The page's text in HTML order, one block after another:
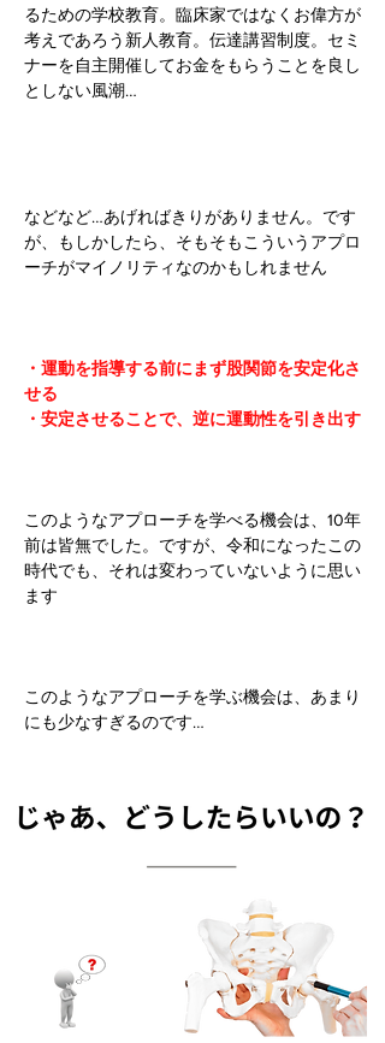
るための学校教育。臨床家ではなくお偉方が
考えであろう新人教育。伝達講習制度。セミ
ナーを自主開催してお金をもらうことを良し
としない風潮…
などなど…あげればきりがありません。です
が、もしかしたら、そもそもこういうアプロ
ーチがマイノリティなのかもしれません
・運動を指導する前にまず股関節を安定化さ
せる
・安定させることで、逆に運動性を引き出す
このようなアプローチを学べる機会は、10年
前は皆無でした。ですが、令和になったこの
時代でも、それは変わっていないように思い
ます
このようなアプローチを学ぶ機会は、あまり
にも少なすぎるのです…